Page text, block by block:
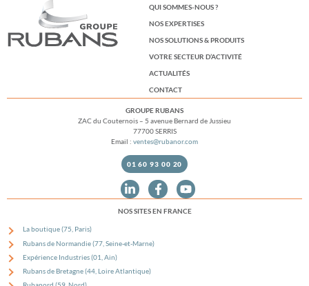
QUI SOMMES-NOUS ?
NOS EXPERTISES
NOS SOLUTIONS & PRODUITS
VOTRE SECTEUR D’ACTIVITÉ
ACTUALITÉS
CONTACT
GROUPE RUBANS
ZAC du Couternois – 5 avenue Bernard de Jussieu
77700 SERRIS
Email : ventes@rubanor.com
01 60 93 00 20
NOS SITES EN FRANCE
La boutique (75, Paris)
Rubans de Normandie (77, Seine-et-Marne)
Expérience Industries (01, Ain)
Rubans de Bretagne (44, Loire Atlantique)